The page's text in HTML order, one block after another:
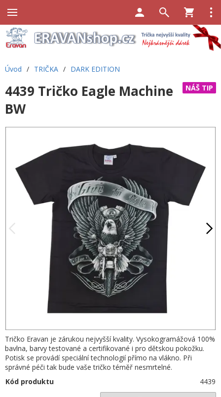
Úvod / TRIČKA / DARK EDITION
NÁŠ TIP
4439 Tričko Eagle Machine
BW
Tričko Eravan je zárukou nejvyšší kvality. Vysokogramážová 100%
bavlna, barvy testované a certifikované i pro dětskou pokožku.
Potisk se provádí speciální technologií přímo na vlákno. Při
správné péči tak bude vaše tričko téměř nesmrtelné.
Kód produktu
4439